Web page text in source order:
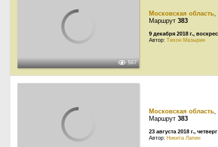
567
Московская область,
Маршрут 383
9 декабря 2018 г.,
Автор: Тихон Мазырин
Московская область,
Маршрут 383
23 августа 2018 г., четверг
Автор: Никита Лапин